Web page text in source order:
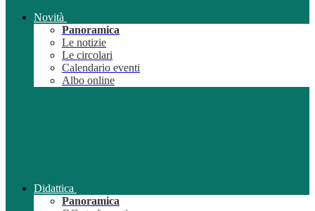
Novità
Panoramica
Le notizie
Le circolari
Calendario eventi
Albo online
Didattica
Panoramica